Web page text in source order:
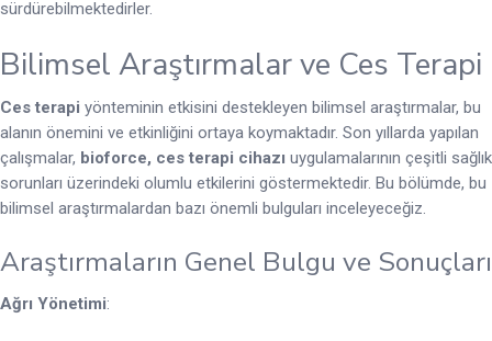
sürdürebilmektedirler.
Bilimsel Araştırmalar ve Ces Terapi
Ces terapi yönteminin etkisini destekleyen bilimsel araştırmalar, bu
alanın önemini ve etkinliğini ortaya koymaktadır. Son yıllarda yapılan
çalışmalar, bioforce, ces terapi cihazı uygulamalarının çeşitli sağlık
sorunları üzerindeki olumlu etkilerini göstermektedir. Bu bölümde, bu
bilimsel araştırmalardan bazı önemli bulguları inceleyeceğiz.
Araştırmaların Genel Bulgu ve Sonuçları
Ağrı Yönetimi: